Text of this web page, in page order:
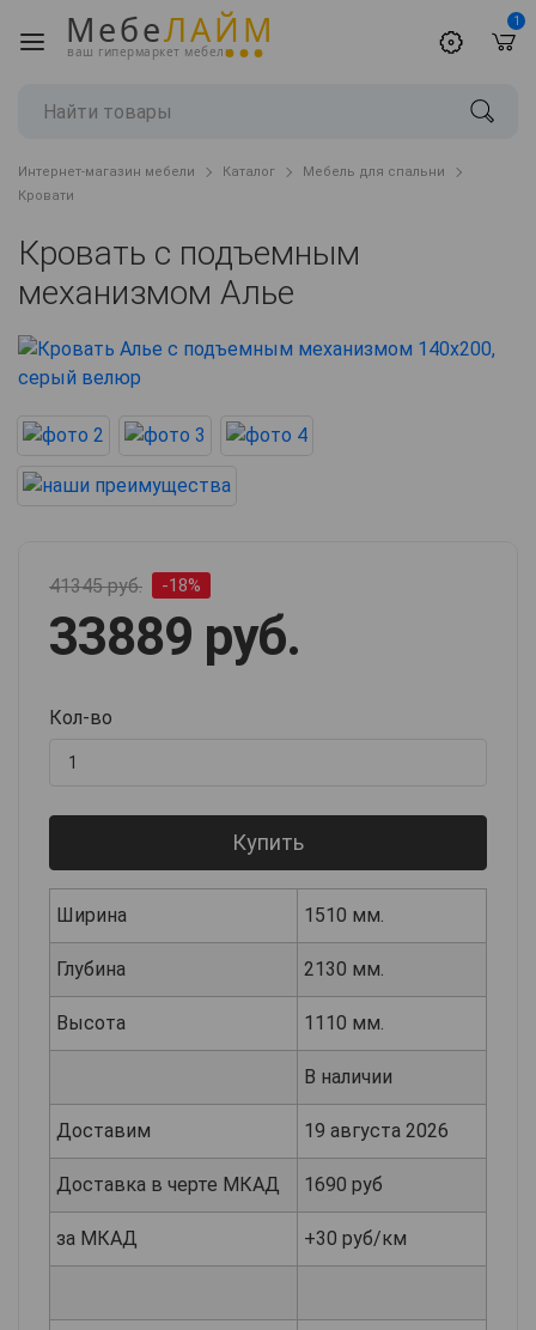
МебеЛАЙМ
ваш гипермаркет мебели
1
Интернет-магазин мебели Каталог
Мебель для спальни
Кровати
Кровать с подъемным
механизмом Алье
41345 руб. -18%
33889 руб.
Кол-во
Купить
Ширина 1510 мм.
Глубина 2130 мм.
Высота 1110 мм.
В наличии
Доставим 19 августа 2026
Доставка в черте МКАД 1690 руб
за МКАД +30 руб/км